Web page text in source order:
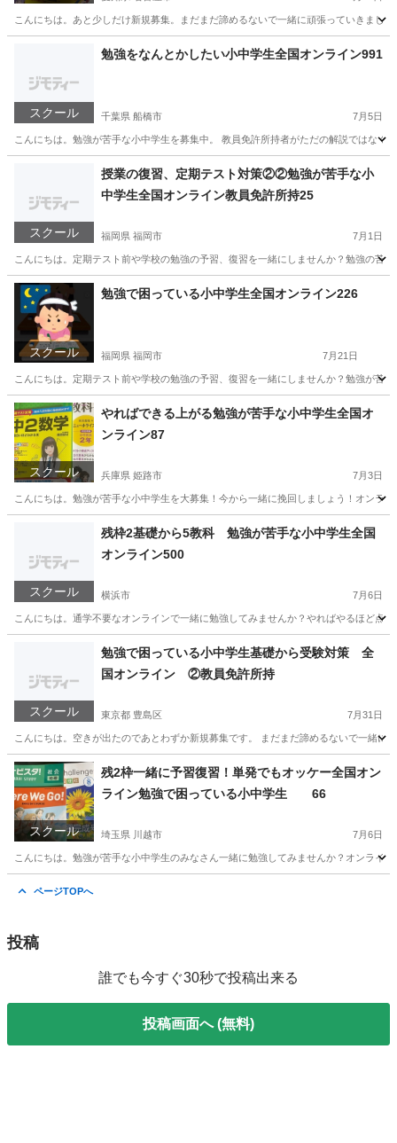
こんにちは。あと少しだけ新規募集。まだまだ諦めるないで一緒に頑張っていきま
家庭教師 理科
スクール
勉強をなんとかしたい小中学生全国オンライン991
千葉県 船橋市 7月5日
こんにちは。勉強が苦手な小中学生を募集中。 教員免許所持者がただの解説ではな
家庭教師 オンライン
スクール
授業の復習、定期テスト対策②②勉強が苦手な小
中学生全国オンライン教員免許所持25
福岡県 福岡市 7月1日
こんにちは。定期テスト前や学校の勉強の予習、復習を一緒にしませんか？勉強の
福岡 福岡市 家庭教師 小学生
スクール
勉強で困っている小中学生全国オンライン226
福岡県 福岡市 7月21日
こんにちは。定期テスト前や学校の勉強の予習、復習を一緒にしませんか？勉強が
福岡 福岡市 家庭教師 オンライン
スクール
やればできる上がる勉強が苦手な小中学生全国オ
ンライン87
兵庫県 姫路市 7月3日
こんにちは。勉強が苦手な小中学生を大募集！今から一緒に挽回しましょう！オンラ
家庭教師 オンライン
スクール
残枠2基礎から5教科 勉強が苦手な小中学生全国
オンライン500
横浜市 7月6日
こんにちは。通学不要なオンラインで一緒に勉強してみませんか？やればやるほど点
家庭教師 オンライン
スクール
勉強で困っている小中学生基礎から受験対策 全
国オンライン ②教員免許所持
東京都 豊島区 7月31日
こんにちは。空きが出たのであとわずか新規募集です。 まだまだ諦めるないで一緒
東京 豊島区 家庭教師 算数
スクール
残2枠一緒に予習復習！単発でもオッケー全国オン
ライン勉強で困っている小中学生 66
埼玉県 川越市 7月6日
こんにちは。勉強が苦手な小中学生のみなさん一緒に勉強してみませんか？オンライ
ページTOPへ
投稿
誰でも今すぐ30秒で投稿出来る
投稿画面へ (無料)